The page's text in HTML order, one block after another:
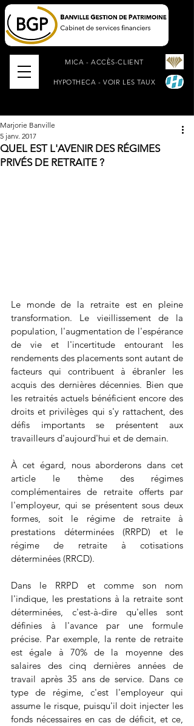
MICA - ACCÈS-CLIENT
HYPOTHECA - VOIR LES TAUX
QUEL EST L'AVENIR DES RÉGIMES
PRIVÉS DE RETRAITE ?
Marjorie Banville
5 janv. 2017
Le monde de la retraite est en pleine
transformation. Le vieillissement de la
population, l'augmentation de l'espérance
de vie et l'incertitude entourant les
rendements des placements sont autant de
facteurs qui contribuent à ébranler les
acquis des dernières décennies. Bien que
les retraités actuels bénéficient encore des
droits et privilèges qui s'y rattachent, des
défis importants se présentent aux
travailleurs d'aujourd'hui et de demain.
À cet égard, nous aborderons dans cet
article le thème des régimes
complémentaires de retraite offerts par
l'employeur, qui se présentent sous deux
formes, soit le régime de retraite à
prestations déterminées (RRPD) et le
régime de retraite à cotisations
déterminées (RRCD).
Dans le RRPD et comme son nom
l'indique, les prestations à la retraite sont
déterminées, c'est-à-dire qu'elles sont
définies à l'avance par une formule
précise. Par exemple, la rente de retraite
est égale à 70% de la moyenne des
salaires des cinq dernières années de
travail après 35 ans de service. Dans ce
type de régime, c'est l'employeur qui
assume le risque, puisqu'il doit injecter les
fonds nécessaires en cas de déficit, et ce,